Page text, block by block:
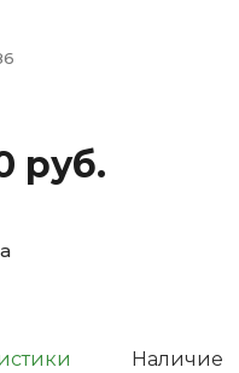
руб.
Наличие